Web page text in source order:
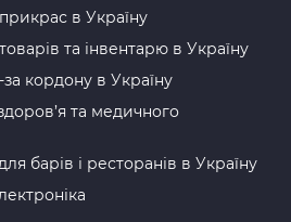
в Україну
та інвентарю в Україну
кордону в Україну
та медичного
барів і ресторанів в Україну